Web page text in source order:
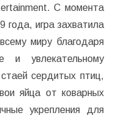
С момента
года, игра захватила
миру благодаря
и увлекательному
сердитых птиц,
яйца от коварных
укрепления для